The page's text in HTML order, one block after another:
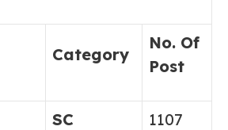
Category
No. Of
Post
SC 1107